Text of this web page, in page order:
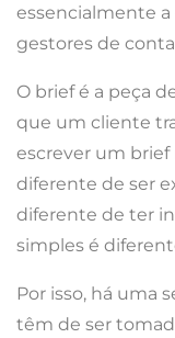
essencialmente
gestores de
O brief é a peça
que um cliente
escrever um brief
diferente de ser
diferente de ter
simples é
Por isso, há uma
têm de ser